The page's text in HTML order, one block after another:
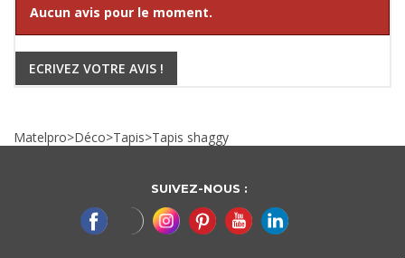
Aucun avis pour le moment.
ECRIVEZ VOTRE AVIS !
Matelpro>Déco>Tapis>Tapis shaggy
SUIVEZ-NOUS :